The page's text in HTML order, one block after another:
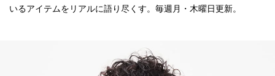
いるアイテムをリアルに語り尽くす。毎週月・木曜日更新。